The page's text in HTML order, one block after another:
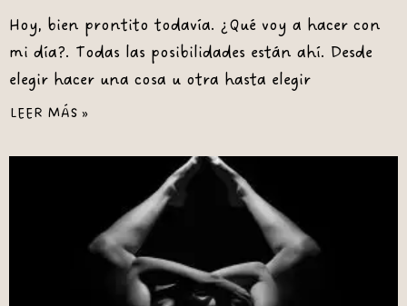
Hoy, bien prontito todavía. ¿Qué voy a hacer con
mi día?. Todas las posibilidades están ahí. Desde
elegir hacer una cosa u otra hasta elegir
LEER MÁS »